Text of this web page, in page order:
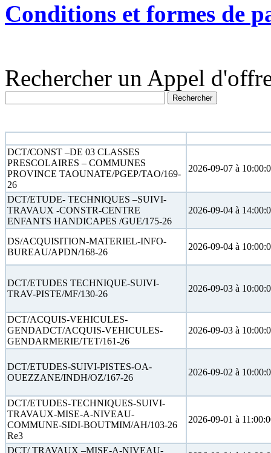
Conditions et formes de
Rechercher un Appel
DCT/CONST –DE 03 CLASSES
PRESCOLAIRES – COMMUNES
PROVINCE TAOUNATE/PGEP/TAO/169-
26
2026-09-07 à
DCT/ETUDE- TECHNIQUES –SUIVI-
TRAVAUX -CONSTR-CENTRE
ENFANTS HANDICAPES /GUE/175-26
2026-09-04 à
DS/ACQUISITION-MATERIEL-INFO-
BUREAU/APDN/168-26
2026-09-04 à
DCT/ETUDES TECHNIQUE-SUIVI-
TRAV-PISTE/MF/130-26
2026-09-03 à
DCT/ACQUIS-VEHICULES-
GENDADCT/ACQUIS-VEHICULES-
GENDARMERIE/TET/161-26
2026-09-03 à
DCT/ETUDES-SUIVI-PISTES-OA-
OUEZZANE/INDH/OZ/167-26
2026-09-02 à
DCT/ETUDES-TECHNIQUES-SUIVI-
TRAVAUX-MISE-A-NIVEAU-
COMMUNE-SIDI-BOUTMIM/AH/103-26
Re3
2026-09-01 à
DCT/ TRAVAUX –MISE-A-NIVEAU-